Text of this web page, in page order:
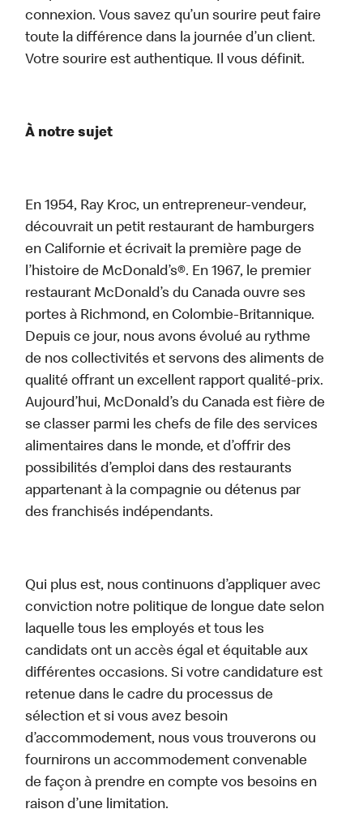
connexion. Vous savez qu’un sourire peut faire
toute la différence dans la journée d’un client.
Votre sourire est authentique. Il vous définit.
À notre sujet
En 1954, Ray Kroc, un entrepreneur-vendeur,
découvrait un petit restaurant de hamburgers
en Californie et écrivait la première page de
l’histoire de McDonald’s®. En 1967, le premier
restaurant McDonald’s du Canada ouvre ses
portes à Richmond, en Colombie-Britannique.
Depuis ce jour, nous avons évolué au rythme
de nos collectivités et servons des aliments de
qualité offrant un excellent rapport qualité-prix.
Aujourd’hui, McDonald’s du Canada est fière de
se classer parmi les chefs de file des services
alimentaires dans le monde, et d’offrir des
possibilités d’emploi dans des restaurants
appartenant à la compagnie ou détenus par
des franchisés indépendants.
Qui plus est, nous continuons d’appliquer avec
conviction notre politique de longue date selon
laquelle tous les employés et tous les
candidats ont un accès égal et équitable aux
différentes occasions. Si votre candidature est
retenue dans le cadre du processus de
sélection et si vous avez besoin
d’accommodement, nous vous trouverons ou
fournirons un accommodement convenable
de façon à prendre en compte vos besoins en
raison d’une limitation.